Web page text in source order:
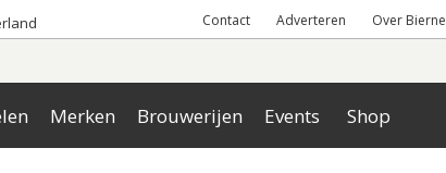
Contact Adverteren Over
Merken Brouwerijen Events Shop